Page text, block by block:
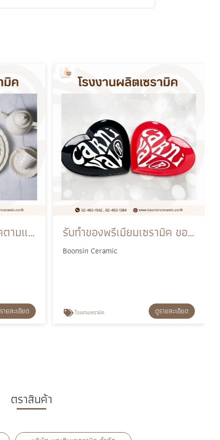
รับผลิตจานชามเซรามิคตามแบบ สำหรับร้านอาหารและโรงแรม
ายละเอียด
รับทำของพรีเมียมเซรามิค ของชำร่วยและของที่ระลึกองค์กร
Boonsin Ceramic
โรงงานเซรามิค ดูรายละเอียด
ตราสินค้า